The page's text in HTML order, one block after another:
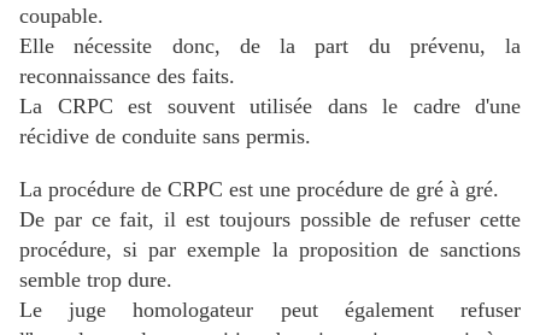
coupable.
Elle nécessite donc, de la part du prévenu, la
reconnaissance des faits.
La CRPC est souvent utilisée dans le cadre d'une
récidive de conduite sans permis.
La procédure de CRPC est une procédure de gré à gré.
De par ce fait, il est toujours possible de refuser cette
procédure, si par exemple la proposition de sanctions
semble trop dure.
Le juge homologateur peut également refuser